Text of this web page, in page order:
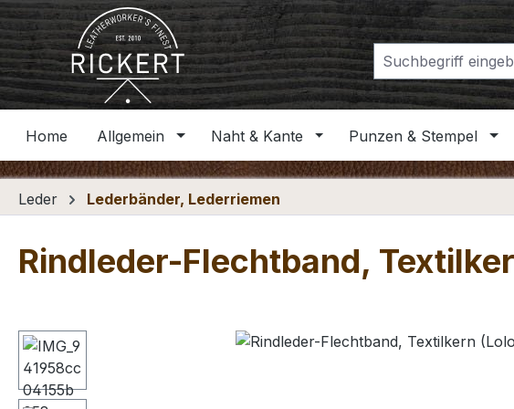
Hauptinhalt springen
Zur Suche springen
Zur Hauptnavigation springen
Home Allgemein Naht & Kante Punzen & Stempel
Leder Lederbänder, Lederriemen
Rindleder-Flechtband,
Bildergalerie überspringen